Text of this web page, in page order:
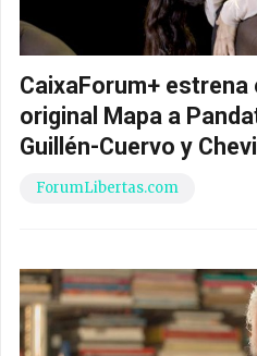
CaixaForum+ estrena
original Mapa a
Guillén-Cuervo y
ForumLibertas.com